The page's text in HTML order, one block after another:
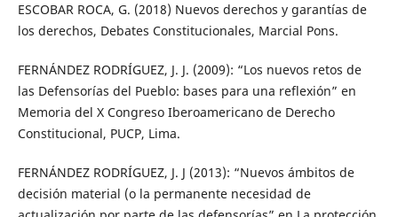
ESCOBAR ROCA, G. (2018) Nuevos derechos y garantías de
los derechos, Debates Constitucionales, Marcial Pons.
FERNÁNDEZ RODRÍGUEZ, J. J. (2009): “Los nuevos retos de
las Defensorías del Pueblo: bases para una reflexión” en
Memoria del X Congreso Iberoamericano de Derecho
Constitucional, PUCP, Lima.
FERNÁNDEZ RODRÍGUEZ, J. J (2013): “Nuevos ámbitos de
decisión material (o la permanente necesidad de